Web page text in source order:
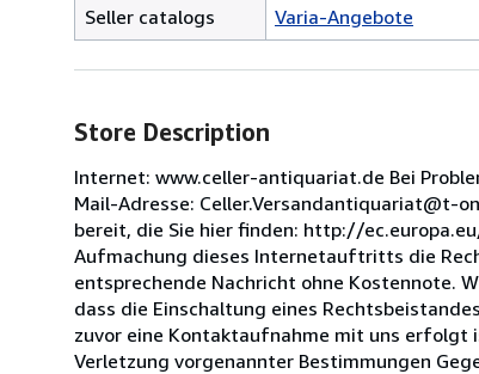
Seller catalogs
Varia-Angebote
Store Description
Internet: www.celler-antiquariat.de Bei
Mail-Adresse: Celler.Versandantiquariat@t-
bereit, die Sie hier finden: http://
Aufmachung dieses Internetauftritts die
entsprechende Nachricht ohne Kostennote.
dass die Einschaltung eines
zuvor eine Kontaktaufnahme mit uns erfolgt
Verletzung vorgenannter Bestimmungen